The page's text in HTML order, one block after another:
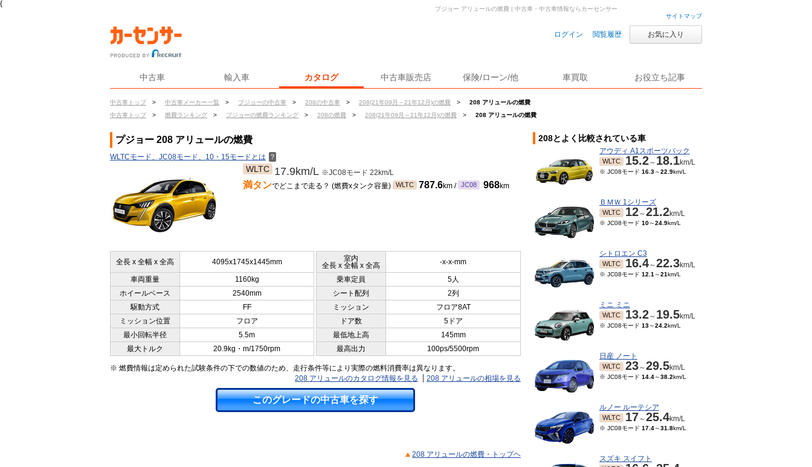
{
サイトマップ
ログイン 閲覧履歴 お気に入り
中古車 輸入車 カタログ 中古車販売店 保険/ローン/他 車買取 お役立ち記事
中古車トップ > 中古車メーカー一覧 > プジョーの中古車 > 208の中古車 > 208(21年09月～21年12月)の燃費 >
208 アリュールの燃費
中古車トップ
> 燃費ランキング > プジョーの燃費ランキング > 208の燃費 > 208(21年09月～21年12月)の燃費 > 208 アリュールの燃費
プジョー アリュールの燃費 | 中古車・中古車情報ならカーセンサー
プジョー 208 アリュールの燃費
WLTCモード、JC08モード、10・15モードとは ？
WLTC 17.9km/L ※JC08モード 22km/L
満タンでどこまで走る？ (燃費xタンク容量) WLTC 787.6km / JC08 968km
全長 x 全幅 x 全高 4095x1745x1445mm
室内
全長 x 全幅 x 全高
-x-x-mm
車両重量 1160kg 乗車定員
5人
ホイールベース
2540mm シート配列
2列
駆動方式
FF ミッション
フロア8AT
ミッション位置
フロア ドア数
5ドア
最小回転半径
5.5m 最低地上高
145mm
最大トルク
20.9kg・m/1750rpm 最高出力 100ps/5500rpm
※ 燃費情報は定められた試験条件の下での数値のため、走行条件等により実際の燃料消費率は異なります。
208 アリュールのカタログ情報を見る
208 アリュールの相場を見る
このグレードの中古車を探す
208 アリュールの燃費・トップヘ
208とよく比較されている車
アウディ A1スポーツバック
WLTC 15.2～ 18.1km/L
※ JC08モード 16.3～22.9km/L
ＢＭＷ 1シリーズ
WLTC 12～21.2km/L
※ JC08モード 10～24.9km/L
シトロエン C3
WLTC 16.4～22.3km/L
※ JC08モード 12.1 ～21km/L
ミニ ミニ
WLTC 13.2～ 19.5km/L
※ JC08モード 13～24.2km/L
日産 ノート
WLTC 23～29.5km/L
※ JC08モード 14.4～38.2km/L
ルノー ルーテシア
WLTC 17～25.4km/L
※ JC08モード 17.4～31.8km/L
スズキ スイフト